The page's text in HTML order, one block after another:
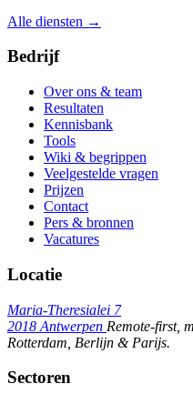
Alle diensten →
Bedrijf
Over ons & team
Resultaten
Kennisbank
Tools
Wiki & begrippen
Veelgestelde vragen
Prijzen
Contact
Pers & bronnen
Vacatures
Locatie
Maria-Theresialei 7
2018 Antwerpen Remote-first,
Rotterdam, Berlijn & Parijs.
Sectoren